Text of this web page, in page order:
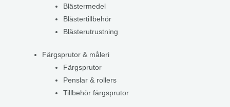
Blästermedel
Blästertillbehör
Blästerutrustning
Färgsprutor & måleri
Färgsprutor
Penslar & rollers
Tillbehör färgsprutor